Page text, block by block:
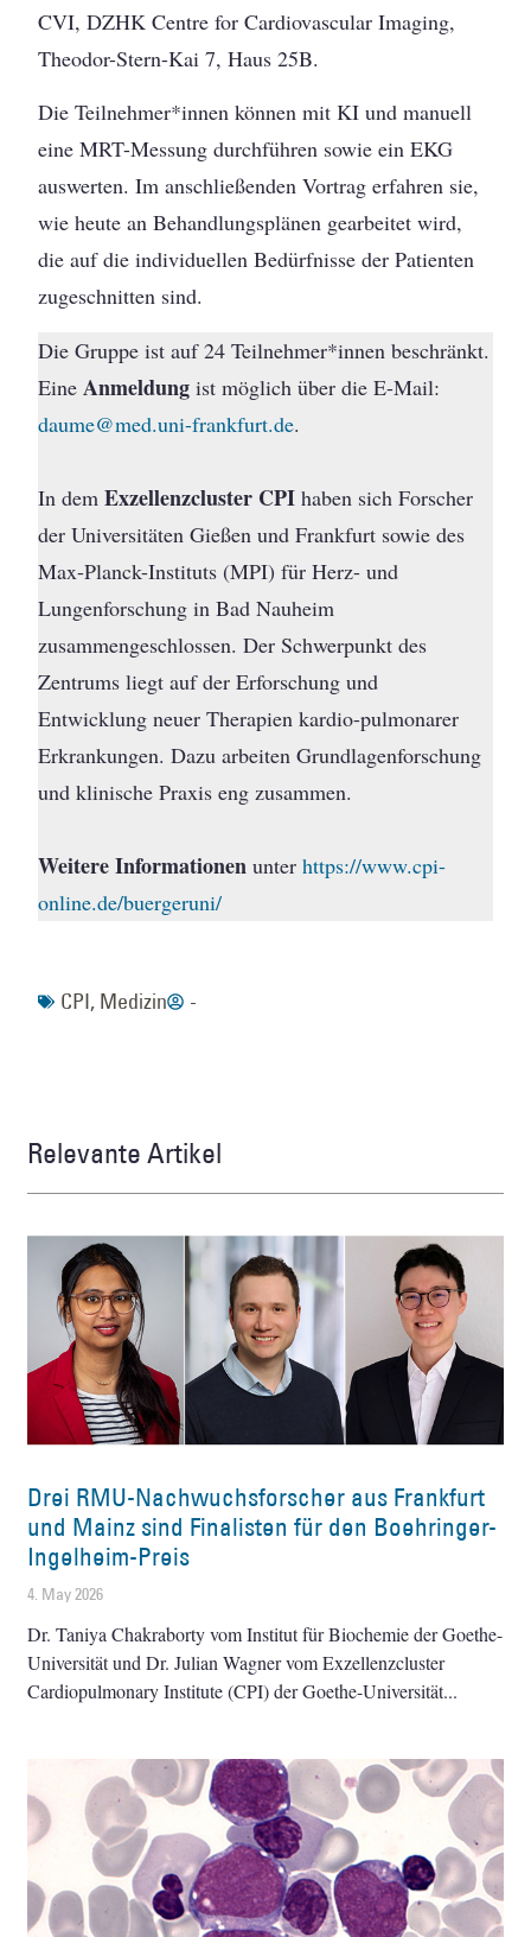
CVI, DZHK Centre for Cardiovascular Imaging,
Theodor-Stern-Kai 7, Haus 25B.
Die Teilnehmer*innen können mit KI und manuell
eine MRT-Messung durchführen sowie ein EKG
auswerten. Im anschließenden Vortrag erfahren sie,
wie heute an Behandlungsplänen gearbeitet wird,
die auf die individuellen Bedürfnisse der Patienten
zugeschnitten sind.
Die Gruppe ist auf 24 Teilnehmer*innen beschränkt.
Eine Anmeldungist möglich über die E-Mail:
daume@med.uni-frankfurt.de.
In demExzellenzcluster CPI haben sich Forscher
der Universitäten Gießen und Frankfurt sowie des
Max-Planck-Instituts (MPI) für Herz- und
Lungenforschung in Bad Nauheim
zusammengeschlossen. Der Schwerpunkt des
Zentrums liegt auf der Erforschung und
Entwicklung neuer Therapien kardio-pulmonarer
Erkrankungen. Dazu arbeiten Grundlagenforschung
und klinische Praxis eng zusammen.
Weitere Informationen unterhttps://www.cpi-
online.de/buergeruni/
CPI, Medizin -
Relevante Artikel
Drei RMU-Nachwuchsforscher aus Frankfurt
und Mainz sind Finalisten für den Boehringer-
Ingelheim-Preis
4. May 2026
Dr. Taniya Chakraborty vom Institut für Biochemie der Goethe-
Universität und Dr. Julian Wagner vom Exzellenzcluster
Cardiopulmonary Institute (CPI) der Goethe-Universität